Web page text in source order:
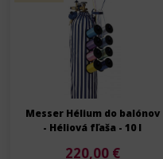
Messer Hélium do balónov
- Héliová fľaša - 10 l
220,00 €